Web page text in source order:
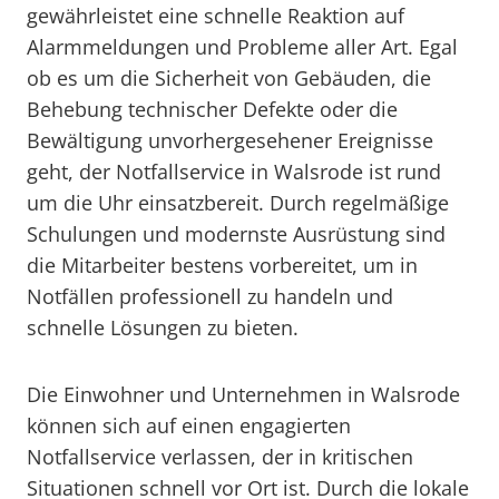
gewährleistet eine schnelle Reaktion auf
Alarmmeldungen und Probleme aller Art. Egal
ob es um die Sicherheit von Gebäuden, die
Behebung technischer Defekte oder die
Bewältigung unvorhergesehener Ereignisse
geht, der Notfallservice in Walsrode ist rund
um die Uhr einsatzbereit. Durch regelmäßige
Schulungen und modernste Ausrüstung sind
die Mitarbeiter bestens vorbereitet, um in
Notfällen professionell zu handeln und
schnelle Lösungen zu bieten.
Die Einwohner und Unternehmen in Walsrode
können sich auf einen engagierten
Notfallservice verlassen, der in kritischen
Situationen schnell vor Ort ist. Durch die lokale